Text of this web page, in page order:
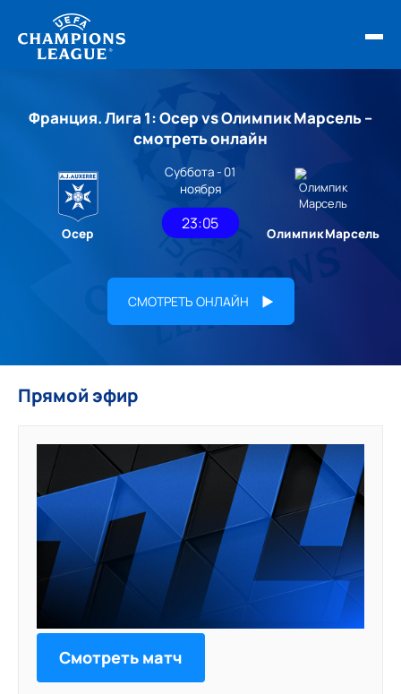
ОБЗОРЫ ЛЧ УЕФА
НОВОСТИ
РАСПИСАНИЕ
Франция. Лига 1: Осер vs Олимпик Марсель –
смотреть онлайн
Осер
Суббота - 01
ноября
23:05
Олимпик Марсель
СМОТРЕТЬ ОНЛАЙН
Прямой эфир
Смотреть матч